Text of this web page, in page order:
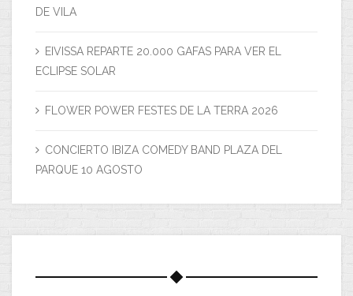
DE VILA
EIVISSA REPARTE 20.000 GAFAS PARA VER EL
ECLIPSE SOLAR
FLOWER POWER FESTES DE LA TERRA 2026
CONCIERTO IBIZA COMEDY BAND PLAZA DEL
PARQUE 10 AGOSTO